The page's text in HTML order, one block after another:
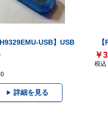
USB】USB
詳細を見る
￥
税込